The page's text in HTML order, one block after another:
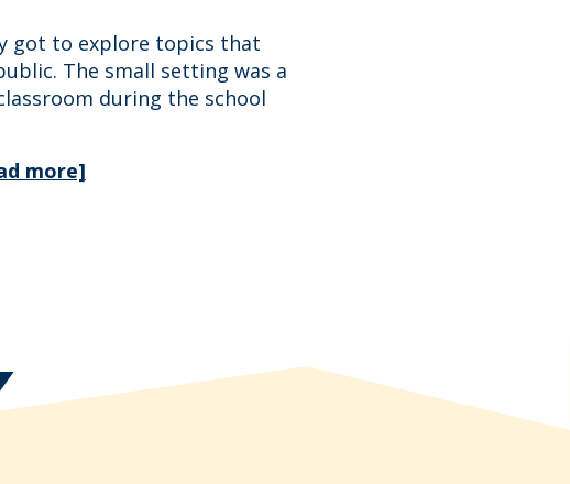
got to explore topics that
The small setting was a
during the school
more]